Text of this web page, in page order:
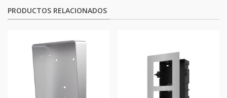
PRODUCTOS RELACIONADOS